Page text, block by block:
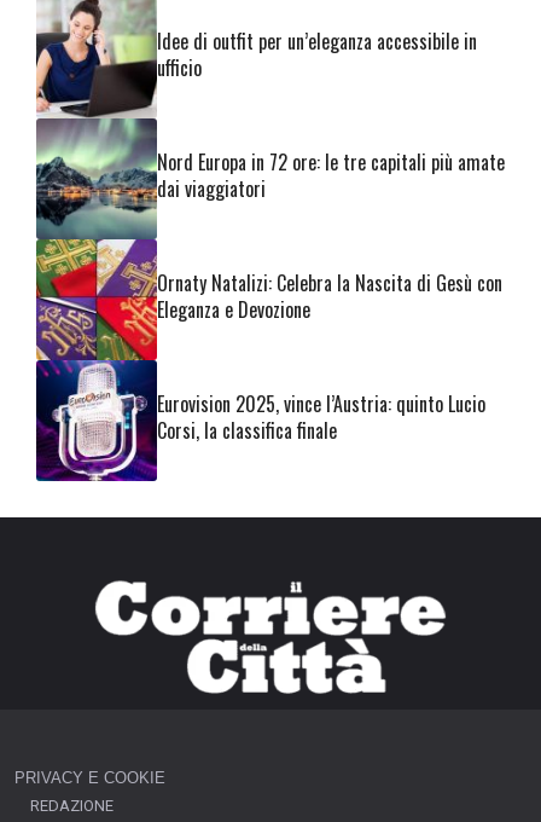
Idee di outfit per un’eleganza accessibile in
ufficio
Nord Europa in 72 ore: le tre capitali più amate
dai viaggiatori
Ornaty Natalizi: Celebra la Nascita di Gesù con
Eleganza e Devozione
Eurovision 2025, vince l’Austria: quinto Lucio
Corsi, la classifica finale
PRIVACY E COOKIE
REDAZIONE